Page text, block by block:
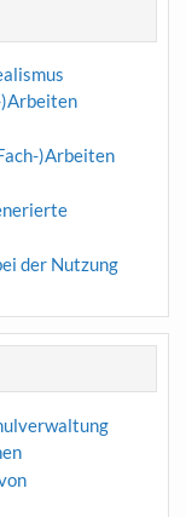
)Arbeiten
der Nutzung